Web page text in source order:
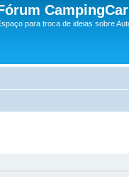
para troca de ideias sobre